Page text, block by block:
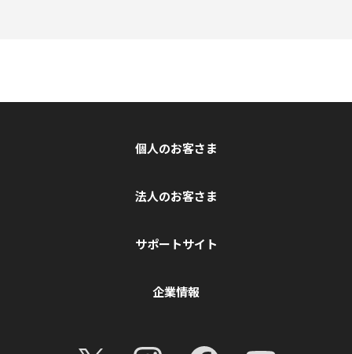
個人のお客さま
法人のお客さま
サポートサイト
企業情報